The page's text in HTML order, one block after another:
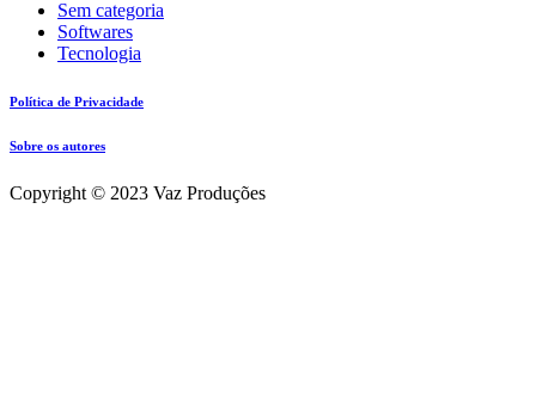
Sem categoria
Softwares
Tecnologia
Política de Privacidade
Sobre os autores
Copyright © 2023 Vaz Produções